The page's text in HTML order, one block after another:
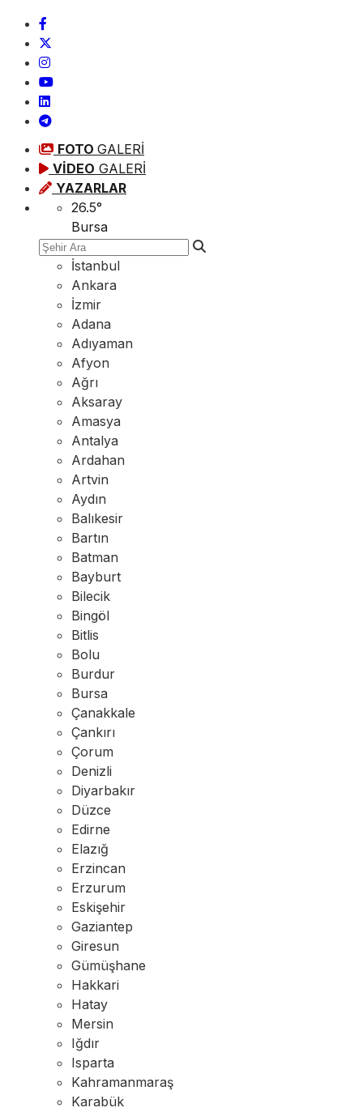
FOTO GALERİ
VİDEO GALERİ
YAZARLAR
26.5°
Bursa
İstanbul
Ankara
İzmir
Adana
Adıyaman
Afyon
Ağrı
Aksaray
Amasya
Antalya
Ardahan
Artvin
Aydın
Balıkesir
Bartın
Batman
Bayburt
Bilecik
Bingöl
Bitlis
Bolu
Burdur
Bursa
Çanakkale
Çankırı
Çorum
Denizli
Diyarbakır
Düzce
Edirne
Elazığ
Erzincan
Erzurum
Eskişehir
Gaziantep
Giresun
Gümüşhane
Hakkari
Hatay
Mersin
Iğdır
Isparta
Kahramanmaraş
Karabük